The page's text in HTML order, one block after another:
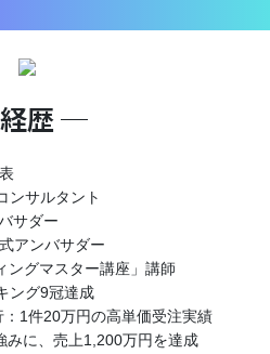
歴 ─
ンサルタント
サダー
アンバサダー
ングマスター講座」講師
ング9冠達成
1件20万円の高単価受注実績
みに、売上1,200万円を達成